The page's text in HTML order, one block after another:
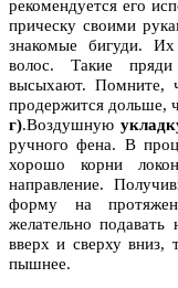
рекомендуется его
прическу своими
знакомые бигуди.
волос. Такие
высыхают. Помните,
продержится дольше,
г).Воздушную
ручного фена. В
хорошо корни
направление.
форму на
желательно
вверх и сверху вниз,
пышнее.